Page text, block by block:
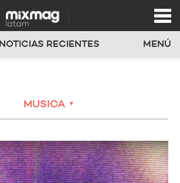
NOTICIAS RECIENTES MENÚ
MUSICA ▼